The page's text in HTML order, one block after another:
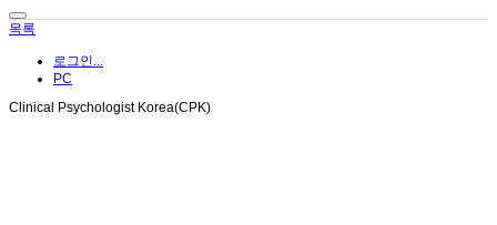
목록
로그인...
PC
Clinical Psychologist Korea(CPK)